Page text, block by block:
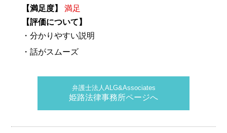
【満足度】
満足
【評価について】
・分かりやすい説明
・話がスムーズ
弁護士法人ALG&Associates
姫路法律事務所ページへ